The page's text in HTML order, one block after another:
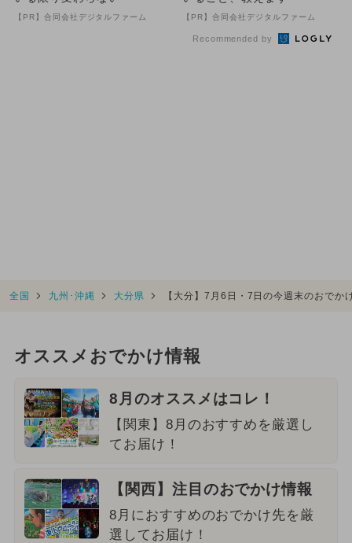
【PR】合同会社デジタルファーム 【PR】合同会社デジタルファーム
Recommended by
全国 九州･沖縄 大分県 【大分】7月6日・7日の今週末のおで
オススメおでかけ情報
8月のオススメはコレ！
【関東】8月のおすすめを厳選し
てお届け！
【関西】注目のおでかけ情報
8月におすすめのおでかけ先を厳
選してお届け！